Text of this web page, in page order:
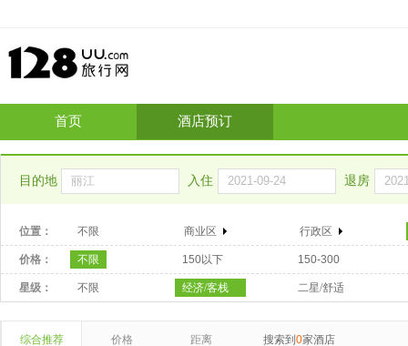
首页 酒店预订
目的地 入住 退房
位置： 不限 商业区 行政区
价格： 不限 150以下 150-300
星级： 不限 经济/客栈 二星/舒适
综合推荐 价格 距离 搜索到 0家酒店